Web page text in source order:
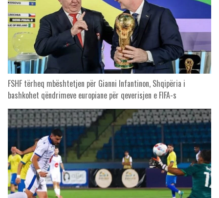
FSHF tërheq mbështetjen për Gianni Infantinon, Shqipëria i
bashkohet qëndrimeve europiane për qeverisjen e FIFA-s